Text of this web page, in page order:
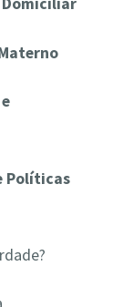
Domiciliar
Políticas